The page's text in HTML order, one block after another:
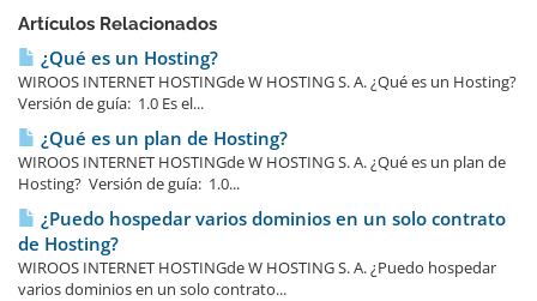
Artículos Relacionados
¿Qué es un Hosting?
WIROOS INTERNET HOSTINGde W HOSTING S. A. ¿Qué es un Hosting?
Versión de guía: 1.0 Es el...
¿Qué es un plan de Hosting?
WIROOS INTERNET HOSTINGde W HOSTING S. A. ¿Qué es un plan de
Hosting? Versión de guía: 1.0...
¿Puedo hospedar varios dominios en un solo contrato
de Hosting?
WIROOS INTERNET HOSTINGde W HOSTING S. A. ¿Puedo hospedar
varios dominios en un solo contrato...